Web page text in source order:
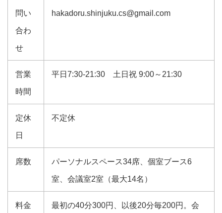
問い
合わ
せ
hakadoru.shinjuku.cs@gmail.com
営業
時間
平日7:30-21:30 土日祝 9:00～21:30
定休
日
不定休
席数 パーソナルスペース34席、個室ブース6
室、会議室2室（最大14名）
料金 最初の40分300円、以後20分毎200円。会